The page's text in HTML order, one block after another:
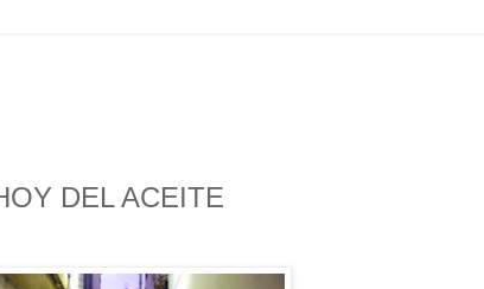
DEL ACEITE